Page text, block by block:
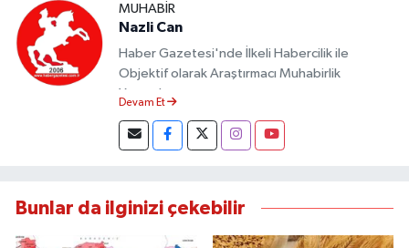
MUHABIR
Nazli Can
Haber Gazetesi'nde İlkeli Habercilik ile
Objektif olarak Araştırmacı Muhabirlik
Yapmaktayım.
Devam Et
Bunlar da ilginizi çekebilir